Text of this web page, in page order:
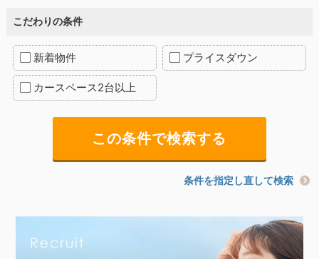
こだわりの条件
新着物件 プライスダウン
カースペース2台以上
条件を指定し直して検索